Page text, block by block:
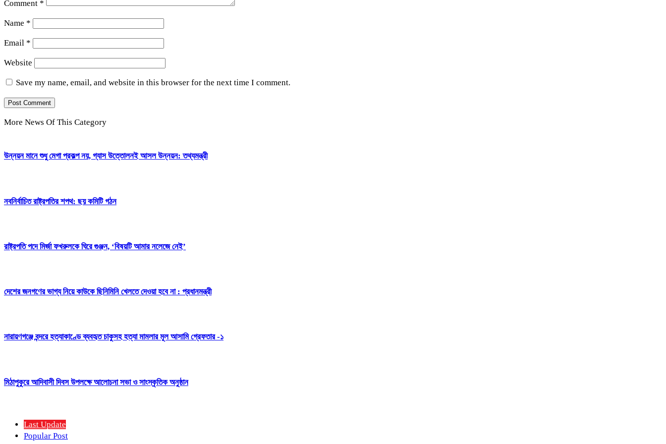
Comment *
Name *
Email *
Website
Save my name, email, and website in this browser for the next time I comment.
More News Of This Category
উন্নয়ন মানে শুধু মেগা প্রকল্প নয়, গ্যাস উত্তোলনই আসল উন্নয়ন: তথ্যমন্ত্রী
নবনির্বাচিত রাষ্ট্রপতির শপথ: ছয় কমিটি গঠন
রাষ্ট্রপতি পদে মির্জা ফখরুলকে ঘিরে গুঞ্জন, ‘বিষয়টি আমার নলেজে নেই’
দেশের জনগণের ভাগ্য নিয়ে কাউকে ছিনিমিনি খেলতে দেওয়া হবে না : প্রধানমন্ত্রী
নারায়ণগঞ্জে বন্দরে হত্যাকাণ্ডে ব্যবহৃত চাকুসহ হত্যা মামলার মূল আসামি গ্রেফতার -১
মিঠাপুকুরে আদিবাসী দিবস উপলক্ষে আলোচনা সভা ও সাংস্কৃতিক অনুষ্ঠান
Last Update
Popular Post